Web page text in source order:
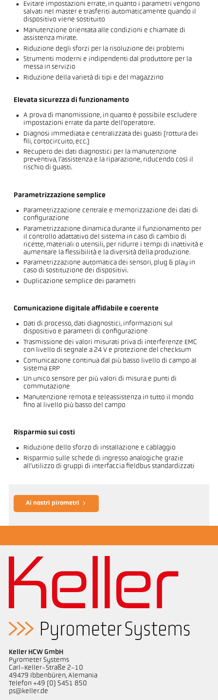
Evitare impostazioni errate, in quanto i parametri vengono
salvati nel master e trasferiti automaticamente quando il
dispositivo viene sostituito
Manutenzione orientata alle condizioni e chiamate di
assistenza mirate.
Riduzione degli sforzi per la risoluzione dei problemi
Strumenti moderni e indipendenti dal produttore per la
messa in servizio
Riduzione della varietà di tipi e del magazzino
Elevata sicurezza di funzionamento
A prova di manomissione, in quanto è possibile escludere
impostazioni errate da parte dell'operatore.
Diagnosi immediata e centralizzata dei guasti (rottura dei
fili, cortocircuito, ecc.)
Recupero dei dati diagnostici per la manutenzione
preventiva, l'assistenza e la riparazione, riducendo così il
rischio di guasti.
Parametrizzazione semplice
Parametrizzazione centrale e memorizzazione dei dati di
configurazione
Parametrizzazione dinamica durante il funzionamento per
il controllo adattativo del sistema in caso di cambio di
ricette, materiali o utensili, per ridurre i tempi di inattività e
aumentare la flessibilità e la diversità della produzione.
Parametrizzazione automatica dei sensori, plug & play in
caso di sostituzione dei dispositivi.
Duplicazione semplice dei parametri
Comunicazione digitale affidabile e coerente
Dati di processo, dati diagnostici, informazioni sul
dispositivo e parametri di configurazione
Trasmissione dei valori misurati priva di interferenze EMC
con livello di segnale a 24 V e protezione del checksum
Comunicazione continua dal più basso livello di campo al
sistema ERP
Un unico sensore per più valori di misura e punti di
commutazione
Manutenzione remota e teleassistenza in tutto il mondo
fino al livello più basso del campo
Risparmio sui costi
Riduzione dello sforzo di installazione e cablaggio
Risparmio sulle schede di ingresso analogiche grazie
all'utilizzo di gruppi di interfaccia fieldbus standardizzati
Ai nostri pirometri
Keller HCW GmbH
Pyrometer Systems
Carl-Keller-Straße 2-10
49479 Ibbenbüren, Alemania
Telefon +49 (0) 5451 850
ps@keller.de